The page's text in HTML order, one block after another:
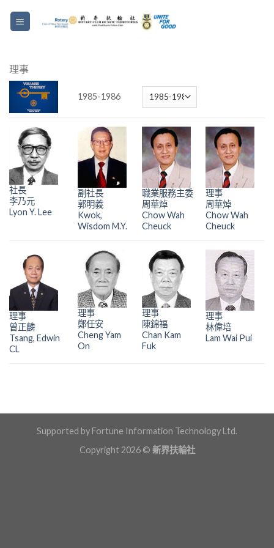
理事
1985-1986
社長
李乃元
Lyon Y. Lee
副社長
郭明義
Kwok,
Wisdom M.Y.
職業服務主委
周華焯
Chow Wah
Cheuck
理事
周華焯
Chow Wah
Cheuck
理事
曾正麟
Tsang, Edwin
CL
理事
鄭任安
Cheng Yam
On
理事
陳錦福
Chan Kam
Fuk
理事
林偉培
Lam Wai Pui
Supported by Fortune Information Technology Ltd.
Copyright 2026 © 新界扶輪社